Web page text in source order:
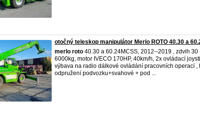
otočný teleskop manipulátor Merlo ROTO 40.30 a
merlo roto 40.30 a 60.24MCSS, 2012--2019 , zdvih
6000kg, motor IVECO 170HP, 40km/h, 2x ovládací
výbava na radio dálkové ovládání pracovních operací ,
odpružení podvozku+svahové + pod ...